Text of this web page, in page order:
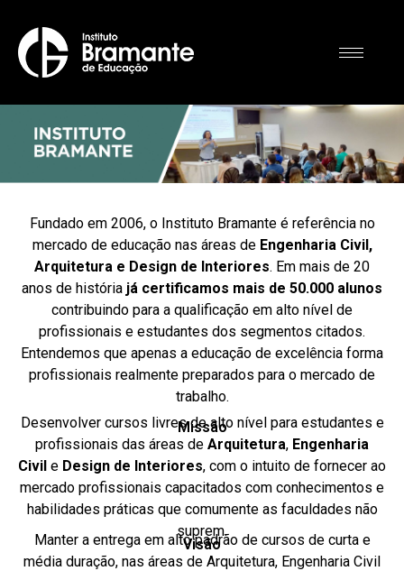
Fundado em 2006, o Instituto Bramante é referência no
mercado de educação nas áreas de Engenharia Civil,
Arquitetura e Design de Interiores. Em mais de 20
anos de história já certificamos mais de 50.000 alunos
contribuindo para a qualificação em alto nível de
profissionais e estudantes dos segmentos citados.
Entendemos que apenas a educação de excelência forma
profissionais realmente preparados para o mercado de
trabalho.
Missão
Desenvolver cursos livres de alto nível para estudantes e
profissionais das áreas de Arquitetura, Engenharia
Civil e Design de Interiores, com o intuito de fornecer ao
mercado profissionais capacitados com conhecimentos e
habilidades práticas que comumente as faculdades não
suprem.
Visão
Manter a entrega em alto padrão de cursos de curta e
média duração, nas áreas de Arquitetura, Engenharia Civil